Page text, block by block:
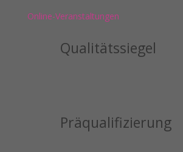
Online-Veranstaltungen
Qualitätssiegel
Präqualifizierung